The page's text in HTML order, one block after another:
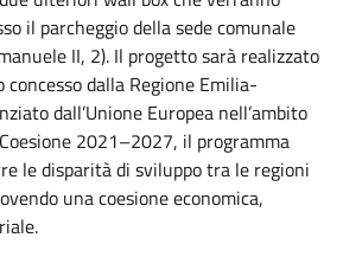
il parcheggio della sede comunale
II, 2). Il progetto sarà realizzato
dalla Regione Emilia-
dall’Unione Europea nell’ambito
2021–2027, il programma
le disparità di sviluppo tra le regioni
una coesione economica,